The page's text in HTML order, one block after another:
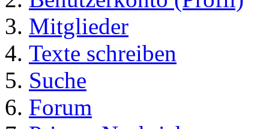
Mitglieder
Texte schreiben
Suche
Forum